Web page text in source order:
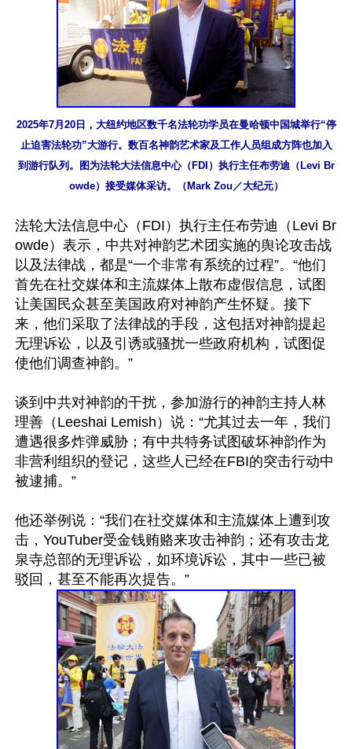
2025年7月20日，大纽约地区数千名法轮功学员在曼哈顿中国城举行“停
止迫害法轮功”大游行。数百名神韵艺术家及工作人员组成方阵也加入
到游行队列。图为法轮大法信息中心（FDI）执行主任布劳迪（Levi Br
owde）接受媒体采访。（Mark Zou／大纪元）
法轮大法信息中心（FDI）执行主任布劳迪（Levi Br
owde）表示，中共对神韵艺术团实施的舆论攻击战
以及法律战，都是“一个非常有系统的过程”。“他们
首先在社交媒体和主流媒体上散布虚假信息，试图
让美国民众甚至美国政府对神韵产生怀疑。接下
来，他们采取了法律战的手段，这包括对神韵提起
无理诉讼，以及引诱或骚扰一些政府机构，试图促
使他们调查神韵。”
谈到中共对神韵的干扰，参加游行的神韵主持人林
理善（Leeshai Lemish）说：“尤其过去一年，我们
遭遇很多炸弹威胁；有中共特务试图破坏神韵作为
非营利组织的登记，这些人已经在FBI的突击行动中
被逮捕。”
他还举例说：“我们在社交媒体和主流媒体上遭到攻
击，YouTuber受金钱贿赂来攻击神韵；还有攻击龙
泉寺总部的无理诉讼，如环境诉讼，其中一些已被